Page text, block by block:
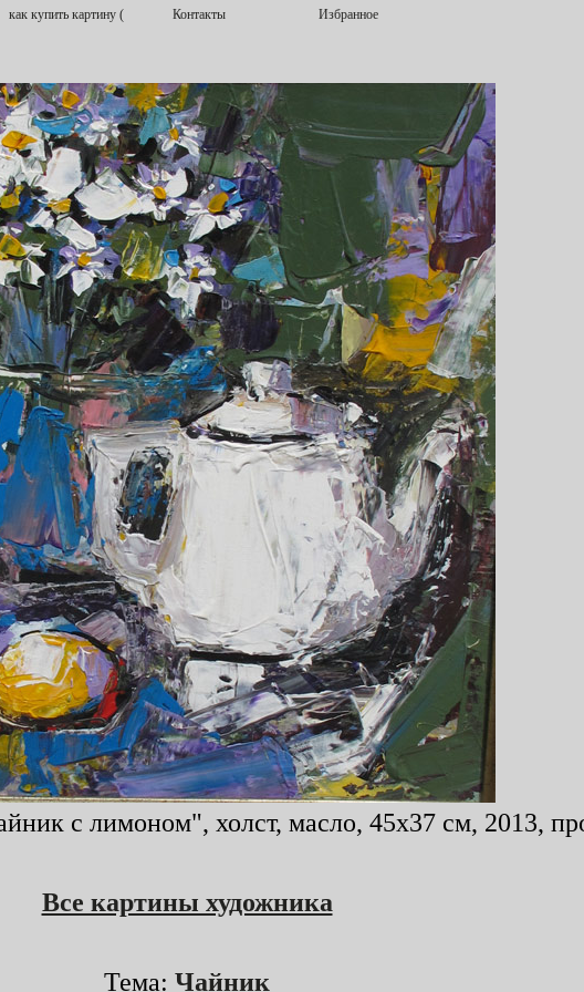
с лимоном", холст, масло, 45x37 см, 2013,
Все картины художника
Тема: Чайник